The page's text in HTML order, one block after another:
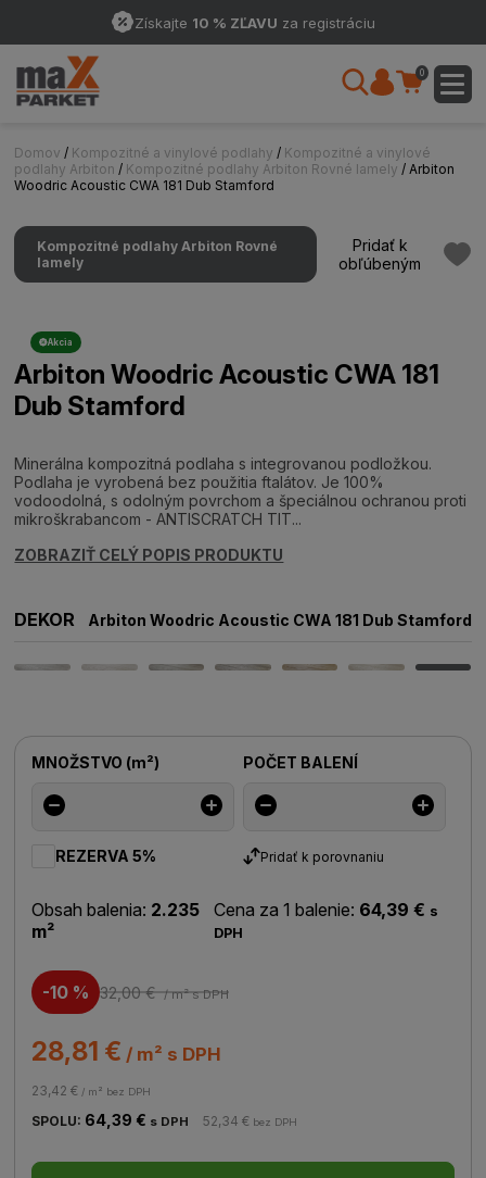
Získajte 10 % ZĽAVU za registráciu
0
Domov / Kompozitné a vinylové podlahy / Kompozitné a vinylové
podlahy Arbiton/ Kompozitné podlahy Arbiton Rovné lamely / Arbiton
Woodric Acoustic CWA 181 Dub Stamford
Kompozitné podlahy Arbiton Rovné
lamely
Pridať k
obľúbeným
Akcia
Arbiton Woodric Acoustic CWA 181
Dub Stamford
Minerálna kompozitná podlaha s integrovanou podložkou.
Podlaha je vyrobená bez použitia ftalátov. Je 100%
vodoodolná, s odolným povrchom a špeciálnou ochranou proti
mikroškrabancom - ANTISCRATCH TIT...
ZOBRAZIŤ CELÝ POPIS PRODUKTU
DEKOR Arbiton Woodric Acoustic CWA 181 Dub Stamford
MNOŽSTVO (m²) POČET BALENÍ
REZERVA 5% Pridať k porovnaniu
Obsah balenia: 2.235
m²
Cena za 1 balenie: 64,39 € s
DPH
-10 % 32,00 €/ m²s DPH
28,81 € / m² s DPH
23,42 € / m² bez DPH
SPOLU: 64,39 € s DPH 52,34 € bez DPH